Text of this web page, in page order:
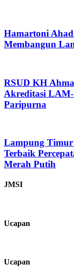
Hamartoni
Membangun
RSUD KH
Akreditasi
Paripurna
Lampung Timur
Terbaik
Merah Putih
JMSI
Ucapan
Ucapan